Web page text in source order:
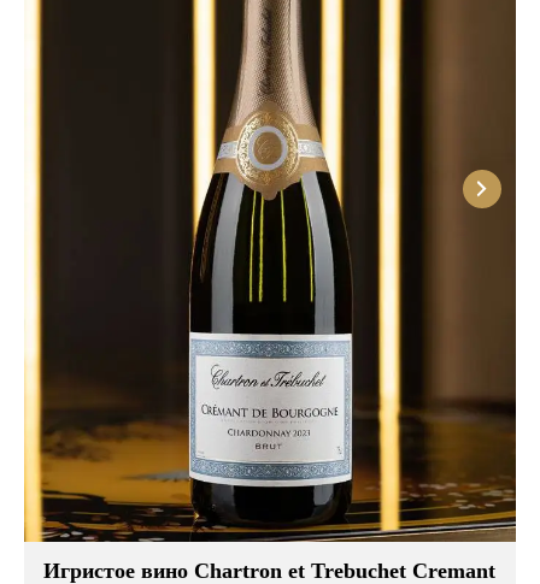
Игристое вино Chartron et Trebuchet Cremant